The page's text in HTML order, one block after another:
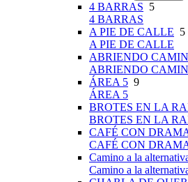
4 BARRAS 5
4 BARRAS
A PIE DE CALLE 5
A PIE DE CALLE
ABRIENDO
ABRIENDO
ÁREA 5 9
ÁREA 5
BROTES EN LA
BROTES EN LA
CAFÉ CON
CAFÉ CON
Camino a la
Camino a la